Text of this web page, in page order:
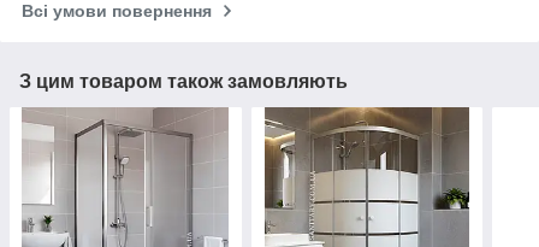
Всі умови повернення
З цим товаром також замовляють